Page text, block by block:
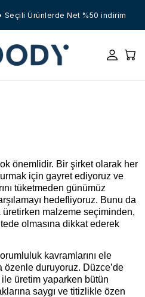
Ürünlerde Net %50 indirim
önemlidir. Bir şirket olarak her
için gayret ediyoruz ve
tüketmeden günümüz
hedefliyoruz. Bunu da
malzeme seçiminden,
olmasına dikkat ederek
kavramlarını ele
özenle duruyoruz. Düzce’de
üretim yaparken bütün
saygı ve titizlikle özen